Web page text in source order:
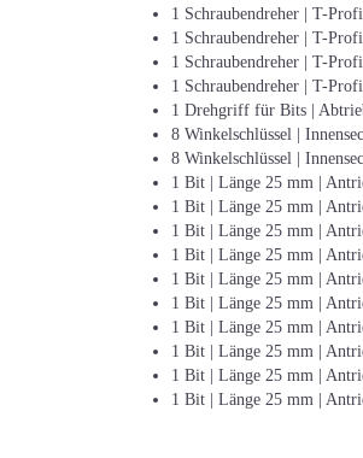
1 Schraubendreher | T-
1 Schraubendreher | T-
1 Schraubendreher | T-
1 Schraubendreher | T-
1 Drehgriff für Bits |
8 Winkelschlüssel |
8 Winkelschlüssel |
1 Bit | Länge 25 mm |
1 Bit | Länge 25 mm |
1 Bit | Länge 25 mm |
1 Bit | Länge 25 mm |
1 Bit | Länge 25 mm |
1 Bit | Länge 25 mm |
1 Bit | Länge 25 mm |
1 Bit | Länge 25 mm |
1 Bit | Länge 25 mm |
1 Bit | Länge 25 mm |